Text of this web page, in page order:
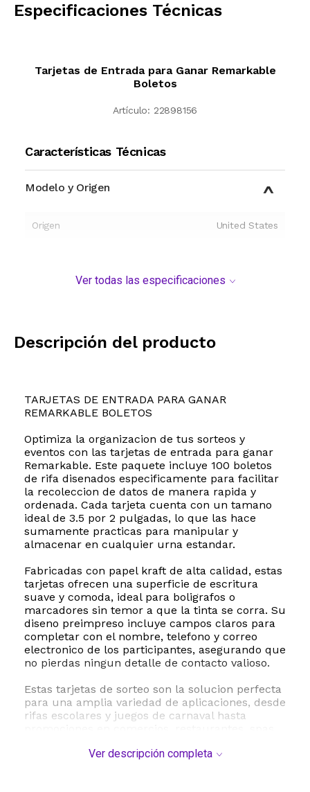
Especificaciones Técnicas
Tarjetas de Entrada para Ganar Remarkable
Boletos
Artículo: 22898156
Características Técnicas
Modelo y Origen
Origen United States
Ver todas las especificaciones
Descripción del producto
TARJETAS DE ENTRADA PARA GANAR
REMARKABLE BOLETOS
Optimiza la organizacion de tus sorteos y
eventos con las tarjetas de entrada para ganar
Remarkable. Este paquete incluye 100 boletos
de rifa disenados especificamente para facilitar
la recoleccion de datos de manera rapida y
ordenada. Cada tarjeta cuenta con un tamano
ideal de 3.5 por 2 pulgadas, lo que las hace
sumamente practicas para manipular y
almacenar en cualquier urna estandar.
Fabricadas con papel kraft de alta calidad, estas
tarjetas ofrecen una superficie de escritura
suave y comoda, ideal para boligrafos o
marcadores sin temor a que la tinta se corra. Su
diseno preimpreso incluye campos claros para
completar con el nombre, telefono y correo
electronico de los participantes, asegurando que
no pierdas ningun detalle de contacto valioso.
Estas tarjetas de sorteo son la solucion perfecta
para una amplia variedad de aplicaciones, desde
rifas escolares y juegos de carnaval hasta
herramienta indispensable para pequenas
Ver descripción completa